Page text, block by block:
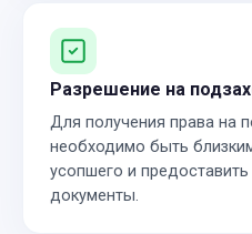
Разрешение на
Для получения права на
необходимо быть
усопшего и
документы.